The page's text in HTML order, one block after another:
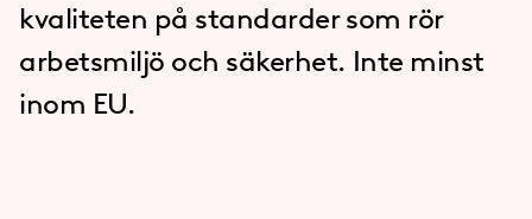
kvaliteten på standarder som rör
arbetsmiljö och säkerhet. Inte minst
inom EU.